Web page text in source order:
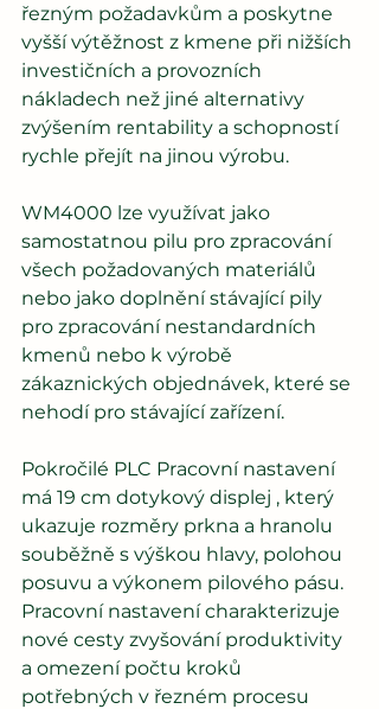
řezným požadavkům a poskytne
vyšší výtěžnost z kmene při nižších
investičních a provozních
nákladech než jiné alternativy
zvýšením rentability a schopností
rychle přejít na jinou výrobu.
WM4000 lze využívat jako
samostatnou pilu pro zpracování
všech požadovaných materiálů
nebo jako doplnění stávající pily
pro zpracování nestandardních
kmenů nebo k výrobě
zákaznických objednávek, které se
nehodí pro stávající zařízení.
Pokročilé PLC Pracovní nastavení
má 19 cm dotykový displej , který
ukazuje rozměry prkna a hranolu
souběžně s výškou hlavy, polohou
posuvu a výkonem pilového pásu.
Pracovní nastavení charakterizuje
nové cesty zvyšování produktivity
a omezení počtu kroků
potřebných v řezném procesu